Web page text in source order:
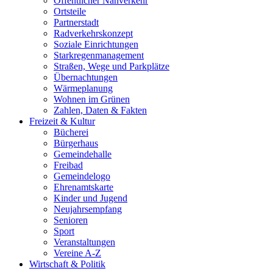
Ortsteile
Partnerstadt
Radverkehrskonzept
Soziale Einrichtungen
Starkregenmanagement
Straßen, Wege und Parkplätze
Übernachtungen
Wärmeplanung
Wohnen im Grünen
Zahlen, Daten & Fakten
Freizeit & Kultur
Bücherei
Bürgerhaus
Gemeindehalle
Freibad
Gemeindelogo
Ehrenamtskarte
Kinder und Jugend
Neujahrsempfang
Senioren
Sport
Veranstaltungen
Vereine A-Z
Wirtschaft & Politik